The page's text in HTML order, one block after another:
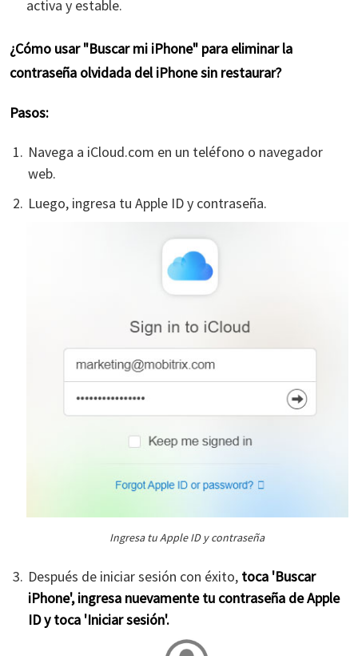
activa y estable.
¿Cómo usar "Buscar mi iPhone" para eliminar la
contraseña olvidada del iPhone sin restaurar?
Pasos:
Navega a iCloud.com en un teléfono o navegador
web.
Luego, ingresa tu Apple ID y contraseña.
Ingresa tu Apple ID y contraseña
Después de iniciar sesión con éxito, toca 'Buscar
iPhone', ingresa nuevamente tu contraseña de Apple
ID y toca 'Iniciar sesión'.